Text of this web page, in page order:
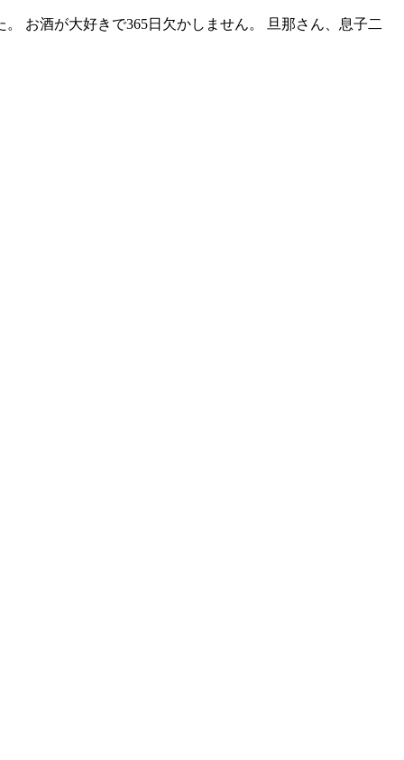
お酒が大好きで365日欠かしません。 旦那さん、息子二